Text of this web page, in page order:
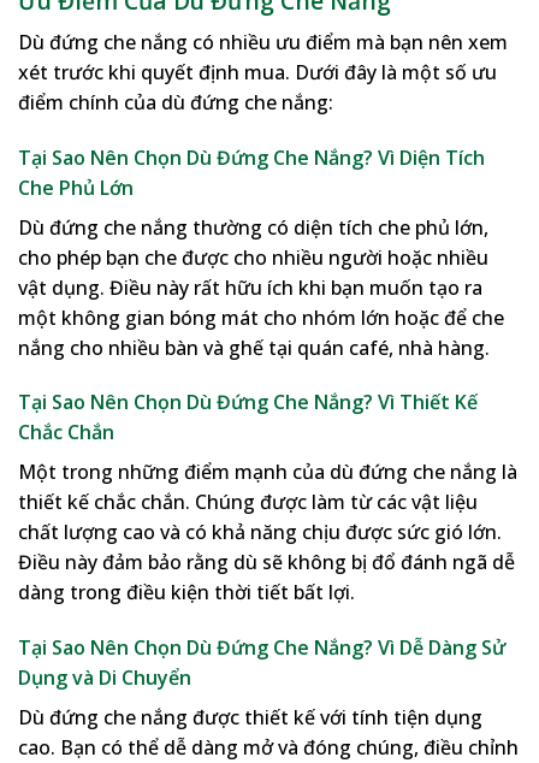
Dù đứng che nắng có nhiều ưu điểm mà bạn nên xem
xét trước khi quyết định mua. Dưới đây là một số ưu
điểm chính của dù đứng che nắng:
Tại Sao Nên Chọn Dù Đứng Che Nắng? Vì Diện Tích
Che Phủ Lớn
Dù đứng che nắng thường có diện tích che phủ lớn,
cho phép bạn che được cho nhiều người hoặc nhiều
vật dụng. Điều này rất hữu ích khi bạn muốn tạo ra
một không gian bóng mát cho nhóm lớn hoặc để che
nắng cho nhiều bàn và ghế tại quán café, nhà hàng.
Tại Sao Nên Chọn Dù Đứng Che Nắng? Vì Thiết Kế
Chắc Chắn
Một trong những điểm mạnh của dù đứng che nắng là
thiết kế chắc chắn. Chúng được làm từ các vật liệu
chất lượng cao và có khả năng chịu được sức gió lớn.
Điều này đảm bảo rằng dù sẽ không bị đổ đánh ngã dễ
dàng trong điều kiện thời tiết bất lợi.
Tại Sao Nên Chọn Dù Đứng Che Nắng? Vì Dễ Dàng Sử
Dụng và Di Chuyển
Dù đứng che nắng được thiết kế với tính tiện dụng
cao. Bạn có thể dễ dàng mở và đóng chúng, điều chỉnh